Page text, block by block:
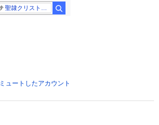
聖隷クリストファー高校
ミュートしたアカウント